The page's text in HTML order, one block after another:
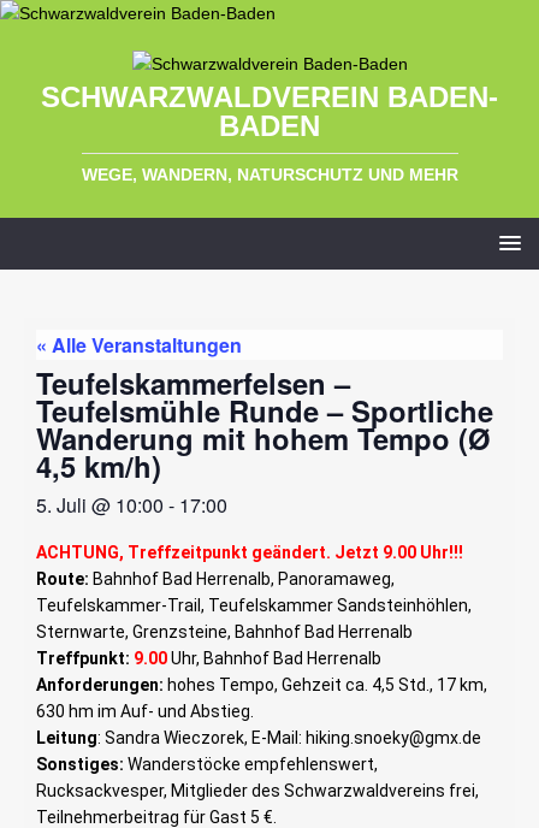
SCHWARZWALDVEREIN BADEN-
BADEN
WEGE, WANDERN, NATURSCHUTZ UND MEHR
« Alle Veranstaltungen
Teufelskammerfelsen –
Teufelsmühle Runde – Sportliche
Wanderung mit hohem Tempo (Ø
4,5 km/h)
5. Juli @ 10:00 - 17:00
ACHTUNG, Treffzeitpunkt geändert. Jetzt 9.00 Uhr!!!
Route: Bahnhof Bad Herrenalb, Panoramaweg,
Teufelskammer-Trail, Teufelskammer Sandsteinhöhlen,
Sternwarte, Grenzsteine, Bahnhof Bad Herrenalb
Treffpunkt: 9.00Uhr, Bahnhof Bad Herrenalb
Anforderungen: hohes Tempo, Gehzeit ca. 4,5 Std., 17 km,
630 hm im Auf- und Abstieg.
Leitung: Sandra Wieczorek, E-Mail: hiking.snoeky@gmx.de
Sonstiges: Wanderstöcke empfehlenswert,
Rucksackvesper, Mitglieder des Schwarzwaldvereins frei,
Teilnehmerbeitrag für Gast 5 €.